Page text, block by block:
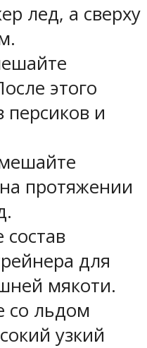
лед, а сверху
этого
персиков и
протяжении
для
мякоти.
со льдом
узкий